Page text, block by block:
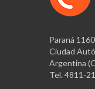
Paraná
Ciudad
Argentina
Tel. 4811-